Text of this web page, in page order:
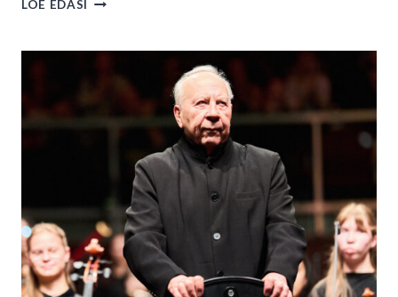
LOE EDASI
MUUSIKAELAMUSED
VISUAALSEKS